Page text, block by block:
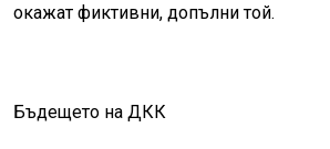
окажат фиктивни, допълни той.
Бъдещето на ДКК